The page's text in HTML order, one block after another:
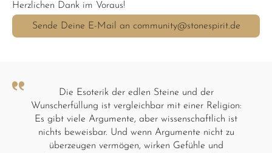
Herzlichen Dank im Voraus!
Sende Deine E-Mail an community@stonespirit.de
Die Esoterik der edlen Steine und der
Wunscherfüllung ist vergleichbar mit einer Religion:
Es gibt viele Argumente, aber wissenschaftlich ist
nichts beweisbar. Und wenn Argumente nicht zu
überzeugen vermögen, wirken Gefühle und